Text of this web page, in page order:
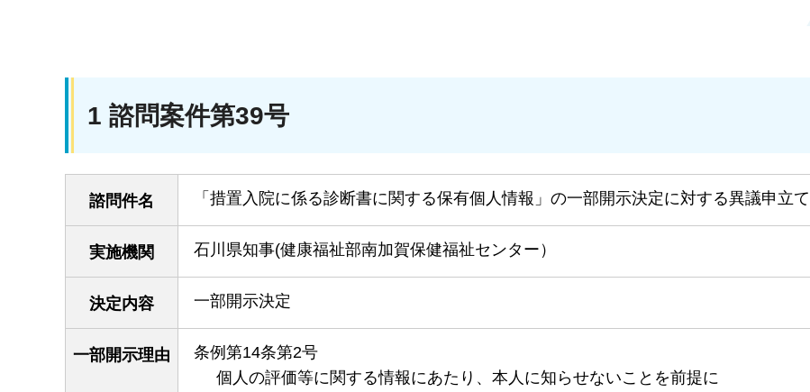
1 諮問案件第39号
諮問件名 「措置入院に係る診断書に関する保有個人情報」の一部開示決定に対する異議申立て
実施機関 石川県知事(健康福祉部南加賀保健福祉センター）
決定内容 一部開示決定
一部開示理由
条例第14条第2号
個人の評価等に関する情報にあたり、本人に知らせないことを前提に